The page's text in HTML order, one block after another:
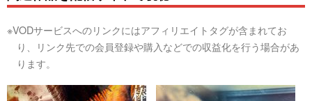
※VODサービスへのリンクにはアフィリエイトタグが含まれてお
り、リンク先での会員登録や購入などでの収益化を行う場合があ
ります。